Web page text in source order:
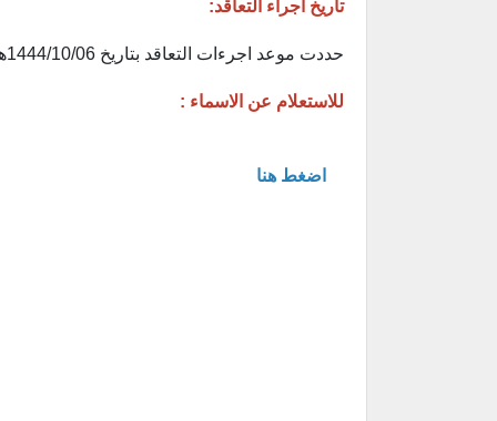
تاريخ اجراء التعاقد:
حددت موعد اجرءات التعاقد بتاريخ 1444/10/06هـ
للاستعلام عن الاسماء :
اضغط هنا